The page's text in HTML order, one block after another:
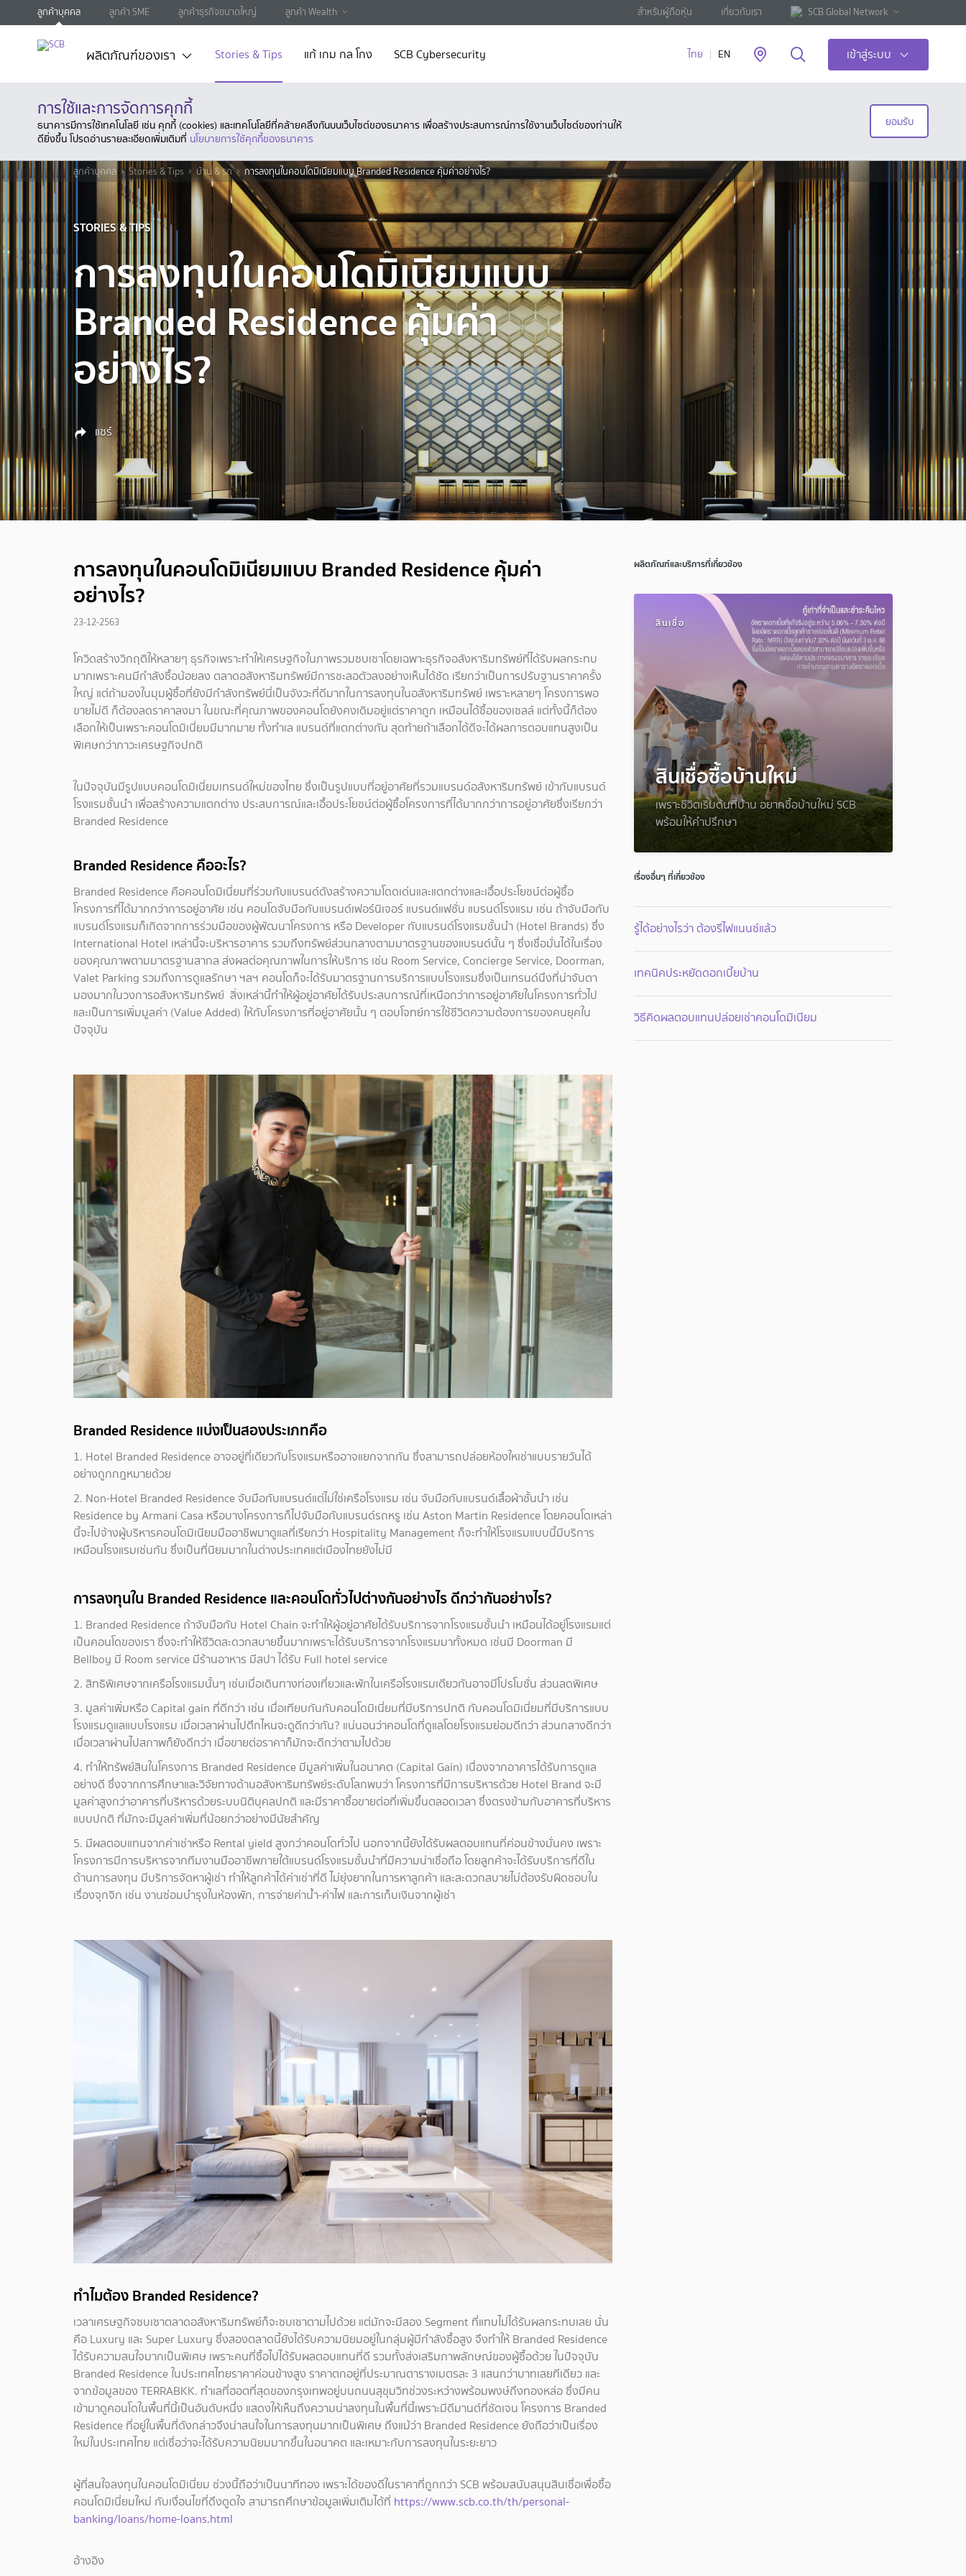
ลูกค้าบุคคล ลูกค้า SME ลูกค้าธุรกิจขนาดใหญ่ ลูกค้า Wealth สำหรับผู้ถือหุ้น เกี่ยวกับเรา SCB Global Network
ผลิตภัณฑ์ของเรา Stories & Tips แก้ เกม กล โกง SCB Cybersecurity ไทย EN เข้าสู่ระบบ
การใช้และการจัดการคุกกี้
ธนาคารมีการใช้เทคโนโลยี เช่น คุกกี้ (cookies) และเทคโนโลยีที่คล้ายคลึงกันบนเว็บไซต์ของธนาคาร เพื่อสร้างประสบการณ์การใช้งานเว็บไซต์ของท่านให้
ดียิ่งขึ้น โปรดอ่านรายละเอียดเพิ่มเติมที่ นโยบายการใช้คุกกี้ของธนาคาร
ยอมรับ
ลูกค้าบุคคล Stories & Tips บ้าน & รถ การลงทุนในคอนโดมิเนียมแบบ Branded Residence คุ้มค่าอย่างไร?
STORIES & TIPS
การลงทุนในคอนโดมิเนียมแบบ
Branded Residence คุ้มค่า
อย่างไร?
แชร์
การลงทุนในคอนโดมิเนียมแบบ Branded Residence คุ้มค่า
อย่างไร?
23-12-2563
โควิดสร้างวิกฤติให้หลายๆ ธุรกิจเพราะทำให้เศรษฐกิจในภาพรวมซบเซาโดยเฉพาะธุรกิจอสังหาริมทรัพย์ที่ได้รับผลกระทบ
มากเพราะคนมีกำลังซื้อน้อยลง ตลาดอสังหาริมทรัพย์มีการชะลอตัวลงอย่างเห็นได้ชัด เรียกว่าเป็นการปรับฐานราคาครั้ง
ใหญ่ แต่ถ้ามองในมุมผู้ซื้อที่ยังมีกำลังทรัพย์นี่เป็นจังวะที่ดีมากในการลงทุนในอสังหาริมทรัพย์ เพราะหลายๆ โครงการพอ
ขายไม่ดี ก็ต้องลดราคาลงมา ในขณะที่คุณภาพของคอนโดยังคงเดิมอยู่แต่ราคาถูก เหมือนได้ซื้อของเซลล์ แต่ทั้งนี้ก็ต้อง
เลือกให้เป็นเพราะคอนโดมิเนี่ยมมีมากมาย ทั้งทำเล แบรนด์ที่แตกต่างกัน สุดท้ายถ้าเลือกได้ดีจะได้ผลการตอบแทนสูงเป็น
พิเศษกว่าภาวะเศรษฐกิจปกติ
ในปัจจุบันมีรูปแบบคอนโดมิเนี่ยมเทรนด์ใหม่ของไทย ซึ่งเป็นรูปแบบที่อยู่อาศัยที่รวมแบรนด์อสังหาริมทรัพย์ เข้ากับแบรนด์
โรงแรมชั้นนำ เพื่อสร้างความแตกต่าง ประสบการณ์และเอื้อประโยชน์ต่อผู้ซื้อโครงการที่ได้มากกว่าการอยู่อาศัยซึ่งเรียกว่า
Branded Residence
Branded Residence คืออะไร?
Branded Residence คือคอนโดมิเนี่ยมที่ร่วมกับแบรนด์ดังสร้างความโดดเด่นและแตกต่างและเอื้อประโยชน์ต่อผู้ซื้อ
โครงการที่ได้มากกว่าการอยู่อาศัย เช่น คอนโดจับมือกับแบรนด์เฟอร์นิเจอร์ แบรนด์แฟชั่น แบรนด์โรงแรม เช่น ถ้าจับมือกับ
แบรนด์โรงแรมก็เกิดจากการร่วมมือของผู้พัฒนาโครงการ หรือ Developer กับแบรนด์โรงแรมชั้นนำ (Hotel Brands) ซึ่ง
International Hotel เหล่านี้จะบริหารอาคาร รวมถึงทรัพย์ส่วนกลางตามมาตรฐานของแบรนด์นั้น ๆ ซึ่งเชื่อมั่นได้ในเรื่อง
ของคุณภาพตามมาตรฐานสากล ส่งผลต่อคุณภาพในการให้บริการ เช่น Room Service, Concierge Service, Doorman,
Valet Parking รวมถึงการดูแลรักษา ฯลฯ คอนโดก็จะได้รับมาตรฐานการบริการแบบโรงแรมซึ่งเป็นเทรนด์นึงที่น่าจับตา
มองมากในวงการอสังหาริมทรัพย์ สิ่งเหล่านี้ทำให้ผู้อยู่อาศัยได้รับประสบการณ์ที่เหนือกว่าการอยู่อาศัยในโครงการทั่วไป
และเป็นการเพิ่มมูลค่า (Value Added) ให้กับโครงการที่อยู่อาศัยนั้น ๆ ตอบโจทย์การใช้ชีวิตความต้องการของคนยุคใน
ปัจจุบัน
Branded Residence แบ่งเป็นสองประเภทคือ
1. Hotel Branded Residence อาจอยู่ที่เดียวกับโรงแรมหรืออาจแยกจากกัน ซึ่งสามารถปล่อยห้องใหเช่าแบบรายวันได้
อย่างถูกกฎหมายด้วย
2. Non-Hotel Branded Residence จับมือกับแบรนด์แต่ไม่ใช่เครือโรงแรม เช่น จับมือกับแบรนด์เสื้อผ้าชั้นนำ เช่น
Residence by Armani Casa หรือบางโครงการก็ไปจับมือกับแบรนด์รถหรู เช่น Aston Martin Residence โดยคอนโดเหล่า
นี้จะไปจ้างผู้บริหารคอนโดมิเนียมมืออาชีพมาดูแลที่เรียกว่า Hospitality Management ก็จะทำให้โรงแรมแบบนี้มีบริการ
เหมือนโรงแรมเช่นกัน ซึ่งเป็นที่นิยมมากในต่างประเทศแต่เมืองไทยยังไม่มี
การลงทุนใน Branded Residence และคอนโดทั่วไปต่างกันอย่างไร ดีกว่ากันอย่างไร?
1. Branded Residence ถ้าจับมือกับ Hotel Chain จะทำให้ผู้อยู่อาศัยได้รับบริการจากโรงแรมชั้นนำ เหมือนได้อยู่โรงแรมแต่
เป็นคอนโดของเรา ซึ่งจะทำให้ชีวิตสะดวกสบายขึ้นมากเพราะได้รับบริการจากโรงแรมมาทั้งหมด เช่นมี Doorman มี
Bellboy มี Room service มีร้านอาหาร มีสปา ได้รับ Full hotel service
2. สิทธิพิเศษจากเครือโรงแรมนั้นๆ เช่นเมื่อเดินทางท่องเที่ยวและพักในเครือโรงแรมเดียวกันอาจมีโปรโมชั่น ส่วนลดพิเศษ
3. มูลค่าเพิ่มหรือ Capital gain ที่ดีกว่า เช่น เมื่อเทียบกันกับคอนโดมิเนี่ยมที่มีบริการปกติ กับคอนโดมิเนี่ยมที่มีบริการแบบ
โรงแรมดูแลแบบโรงแรม เมื่อเวลาผ่านไปตึกไหนจะดูดีกว่ากัน? แน่นอนว่าคอนโดที่ดูแลโดยโรงแรมย่อมดีกว่า ส่วนกลางดีกว่า
เมื่อเวลาผ่านไปสภาพก็ยังดีกว่า เมื่อขายต่อราคาก็มักจะดีกว่าตามไปด้วย
4. ทำให้ทรัพย์สินในโครงการ Branded Residence มีมูลค่าเพิ่มในอนาคต (Capital Gain) เนื่องจากอาคารได้รับการดูแล
อย่างดี ซึ่งจากการศึกษาและวิจัยทางด้านอสังหาริมทรัพย์ระดับโลกพบว่า โครงการที่มีการบริหารด้วย Hotel Brand จะมี
มูลค่าสูงกว่าอาคารที่บริหารด้วยระบบนิติบุคลปกติ และมีราคาซื้อขายต่อที่เพิ่มขึ้นตลอดเวลา ซึ่งตรงข้ามกับอาคารที่บริหาร
แบบปกติ ที่มักจะมีมูลค่าเพิ่มที่น้อยกว่าอย่างมีนัยสำคัญ
5. มีผลตอบแทนจากค่าเช่าหรือ Rental yield สูงกว่าคอนโดทั่วไป นอกจากนี้ยังได้รับผลตอบแทนที่ค่อนข้างมั่นคง เพราะ
โครงการมีการบริหารจากทีมงานมืออาชีพภายใต้แบรนด์โรงแรมชั้นนำที่มีความน่าเชื่อถือ โดยลูกค้าจะได้รับบริการที่ดีใน
ด้านการลงทุน มีบริการจัดหาผู้เช่า ทำให้ลูกค้าได้ค่าเช่าที่ดี ไม่ยุ่งยากในการหาลูกค้า และสะดวกสบายไม่ต้องรับผิดชอบใน
เรื่องจุกจิก เช่น งานซ่อมบำรุงในห้องพัก, การจ่ายค่าน้ำ-ค่าไฟ และการเก็บเงินจากผู้เช่า
ทำไมต้อง Branded Residence?
เวลาเศรษฐกิจซบเซาตลาดอสังหาริมทรัพย์ก็จะซบเซาตามไปด้วย แต่มักจะมีสอง Segment ที่แทบไม่ได้รับผลกระทบเลย นั่น
คือ Luxury และ Super Luxury ซึ่งสองตลาดนี้ยังได้รับความนิยมอยู่ในกลุ่มผู้มีกำลังซื้อสูง จึงทำให้ Branded Residence
ได้รับความสนใจมากเป็นพิเศษ เพราะคนที่ซื้อไปได้รับผลตอบแทนที่ดี รวมทั้งส่งเสริมภาพลักษณ์ของผู้ซื้อด้วย ในปัจจุบัน
Branded Residence ในประเทศไทยราคาค่อนข้างสูง ราคาตกอยู่ที่ประมาณตารางเมตรละ 3 แสนกว่าบาทเลยทีเดียว และ
จากข้อมูลของ TERRABKK. ทำเลที่ฮอตที่สุดของกรุงเทพอยู่บนถนนสุขุมวิทช่วงระหว่างพร้อมพงษ์ถึงทองหล่อ ซึ่งมีคน
เข้ามาดูคอนโดในพื้นที่นี้เป็นอันดับหนึ่ง แสดงให้เห็นถึงความน่าลงทุนในพื้นที่นี้เพราะมีดีมานต์ที่ชัดเจน โครงการ Branded
Residence ที่อยู่ในพื้นที่ดังกล่าวจึงน่าสนใจในการลงทุนมากเป็นพิเศษ ถึงแม้ว่า Branded Residence ยังถือว่าเป็นเรื่อง
ใหม่ในประเทศไทย แต่เชื่อว่าจะได้รับความนิยมมากขึ้นในอนาคต และเหมาะกับการลงทุนในระยะยาว
ผู้ที่สนใจลงทุนในคอนโดมิเนี่ยม ช่วงนี้ถือว่าเป็นนาทีทอง เพราะได้ของดีในราคาที่ถูกกว่า SCB พร้อมสนับสนุนสินเชื่อเพื่อซื้อ
คอนโดมิเนี่ยมใหม่ กับเงื่อนไขที่ดึงดูดใจ สามารถศึกษาข้อมูลเพิ่มเติมได้ที่ https://www.scb.co.th/th/personal-
banking/loans/home-loans.html
อ้างอิง
ผลิตภัณฑ์และบริการที่เกี่ยวข้อง
สินเชื่อ
สินเชื่อซื้อบ้านใหม่
เพราะชีวิตเริ่มต้นที่บ้าน อยากซื้อบ้านใหม่ SCB
พร้อมให้คำปรึกษา
เรื่องอื่นๆ ที่เกี่ยวข้อง
รู้ได้อย่างไรว่า ต้องรีไฟแนนซ์แล้ว
เทคนิคประหยัดดอกเบี้ยบ้าน
วิธีคิดผลตอบแทนปล่อยเช่าคอนโดมิเนียม